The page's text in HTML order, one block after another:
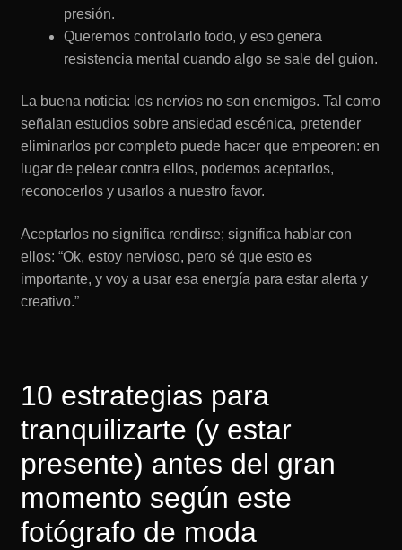
presión.
Queremos controlarlo todo, y eso genera
resistencia mental cuando algo se sale del guion.
La buena noticia: los nervios no son enemigos. Tal como
señalan estudios sobre ansiedad escénica, pretender
eliminarlos por completo puede hacer que empeoren: en
lugar de pelear contra ellos, podemos aceptarlos,
reconocerlos y usarlos a nuestro favor.
Aceptarlos no significa rendirse; significa hablar con
ellos: “Ok, estoy nervioso, pero sé que esto es
importante, y voy a usar esa energía para estar alerta y
creativo.”
10 estrategias para
tranquilizarte (y estar
presente) antes del gran
momento según este
fotógrafo de moda